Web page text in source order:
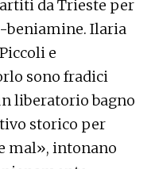
da Trieste per
beniamine. Ilaria
e
sono fradici
liberatorio bagno
storico per
mal», intonano